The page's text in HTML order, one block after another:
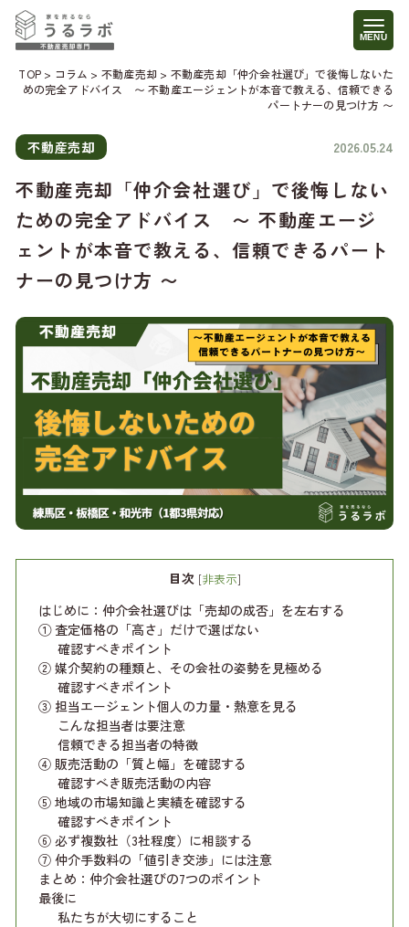
TOP> コラム > 不動産売却 > 不動産売却「仲介会社選び」で後悔しないた
めの完全アドバイス 〜 不動産エージェントが本音で教える、信頼できる
パートナーの見つけ方 〜
不動産売却 2026.05.24
不動産売却「仲介会社選び」で後悔しない
ための完全アドバイス 〜 不動産エージ
ェントが本音で教える、信頼できるパート
ナーの見つけ方 〜
目次 [非表示]
はじめに：仲介会社選びは「売却の成否」を左右する
① 査定価格の「高さ」だけで選ばない
確認すべきポイント
② 媒介契約の種類と、その会社の姿勢を見極める
確認すべきポイント
③ 担当エージェント個人の力量・熱意を見る
こんな担当者は要注意
信頼できる担当者の特徴
④ 販売活動の「質と幅」を確認する
確認すべき販売活動の内容
⑤ 地域の市場知識と実績を確認する
確認すべきポイント
⑥ 必ず複数社（3社程度）に相談する
⑦ 仲介手数料の「値引き交渉」には注意
まとめ：仲介会社選びの7つのポイント
最後に
私たちが大切にすること